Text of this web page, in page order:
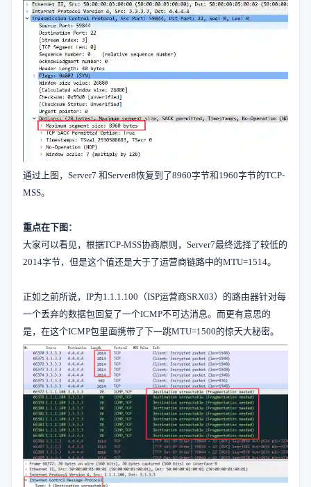
通过上图， Server7 和Server8恢复到了8960字节和 1960字节的TCP-
MSS。
重点在下图：
大家可以看见，根据TCP-MSS协商原则， Server7最终选择了较低的
2014字节，但是这个值还是大于了运营商链路中的MTU=1514。
正如之前所说， IP为1.1.1.100 （ISP运营商SRX03）的路由器针对每
一个丢弃的数据包回复了一个ICMP不可达消息。而更有意思的
是，在这个ICMP包里面携带了下一跳MTU=1500的惊天大秘密。